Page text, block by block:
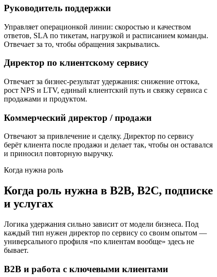
Руководитель поддержки
Управляет операционкой линии: скоростью и качеством
ответов, SLA по тикетам, нагрузкой и расписанием команды.
Отвечает за то, чтобы обращения закрывались.
Директор по клиентскому сервису
Отвечает за бизнес-результат удержания: снижение оттока,
рост NPS и LTV, единый клиентский путь и связку сервиса с
продажами и продуктом.
Коммерческий директор / продажи
Отвечают за привлечение и сделку. Директор по сервису
берёт клиента после продажи и делает так, чтобы он оставался
и приносил повторную выручку.
Когда нужна роль
Когда роль нужна в B2B, B2C, подписке
и услугах
Логика удержания сильно зависит от модели бизнеса. Под
каждый тип нужен директор по сервису со своим опытом —
универсального профиля «по клиентам вообще» здесь не
бывает.
B2B и работа с ключевыми клиентами